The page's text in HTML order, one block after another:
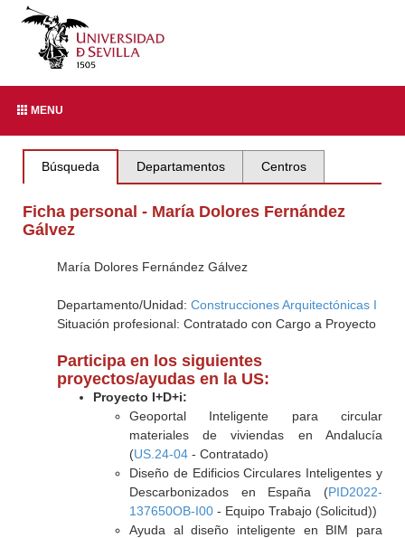
MENU
Búsqueda Departamentos Centros
Ficha personal - María Dolores Fernández
Gálvez
María Dolores Fernández Gálvez
Departamento/Unidad: Construcciones Arquitectónicas I
Situación profesional: Contratado con Cargo a Proyecto
Participa en los siguientes
proyectos/ayudas en la US:
Proyecto I+D+i:
Geoportal Inteligente para circular
materiales de viviendas en Andalucía
(US.24-04- Contratado)
Diseño de Edificios Circulares Inteligentes y
Descarbonizados en España (PID2022-
137650OB-I00- Equipo Trabajo (Solicitud))
Ayuda al diseño inteligente en BIM para